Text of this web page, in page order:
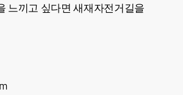
느끼고 싶다면 새재자전거길을